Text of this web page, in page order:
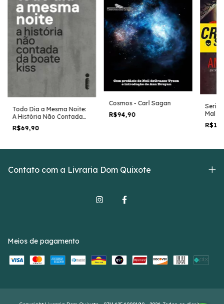
Todo Dia a Mesma Noite:
A História Não Contada
da Boate Kiss - Daniela
Arbex
R$69,90
Cosmos - Carl Sagan
R$94,90
Seria
Mal -
Contato com a Livraria Dom Quixote
Meios de pagamento